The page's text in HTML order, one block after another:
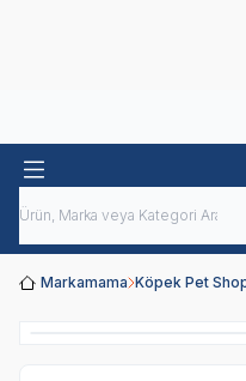
Markamama Köpek Pet